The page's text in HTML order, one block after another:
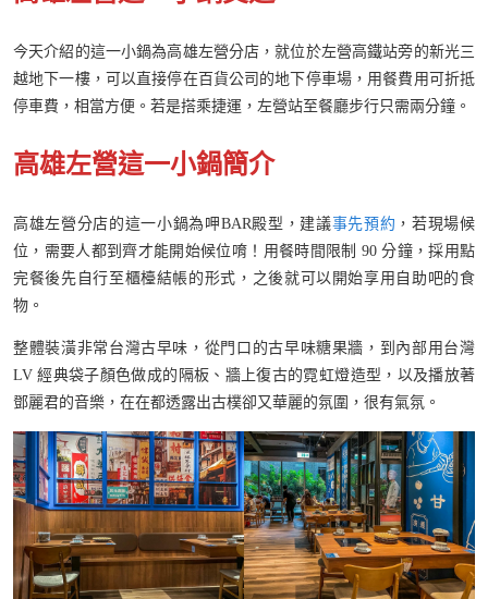
今天介紹的這一小鍋為高雄左營分店，就位於左營高鐵站旁的新光三
越地下一樓，可以直接停在百貨公司的地下停車場，用餐費用可折抵
停車費，相當方便。若是搭乘捷運，左營站至餐廳步行只需兩分鐘。
高雄左營這一小鍋簡介
高雄左營分店的這一小鍋為呷BAR殿型，建議事先預約 ，若現場候
位，需要人都到齊才能開始候位唷！用餐時間限制 90 分鐘，採用點
完餐後先自行至櫃檯結帳的形式，之後就可以開始享用自助吧的食
物。
整體裝潢非常台灣古早味，從門口的古早味糖果牆，到內部用台灣
LV 經典袋子顏色做成的隔板、牆上復古的霓虹燈造型，以及播放著
鄧麗君的音樂，在在都透露出古樸卻又華麗的氛圍，很有氣氛。